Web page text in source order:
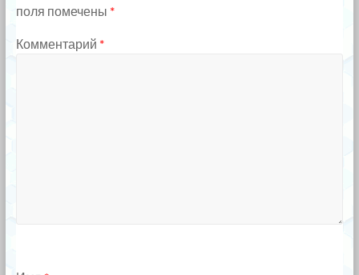
поля помечены *
Комментарий *